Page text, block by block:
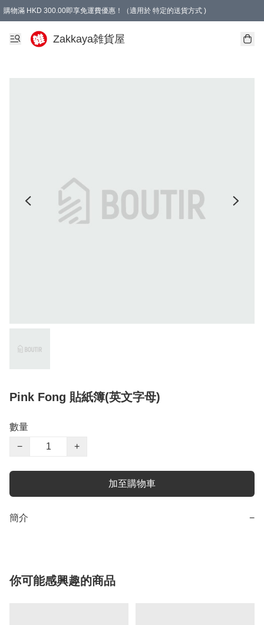
購物滿 HKD 300.00即享免運費優惠！（適用於 特定的送貨方式 )
Zakkaya雑貨屋
Pink Fong 貼紙簿(英文字母)
數量
−
+
加至購物車
簡介 −
你可能感興趣的商品